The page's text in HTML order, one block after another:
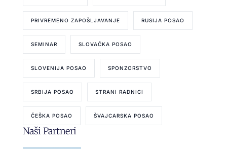
PRIVREMENO ZAPOŠLJAVANJE RUSIJA POSAO
SEMINAR SLOVAČKA POSAO
SLOVENIJA POSAO SPONZORSTVO
SRBIJA POSAO STRANI RADNICI
ČEŠKA POSAO ŠVAJCARSKA POSAO
Naši Partneri